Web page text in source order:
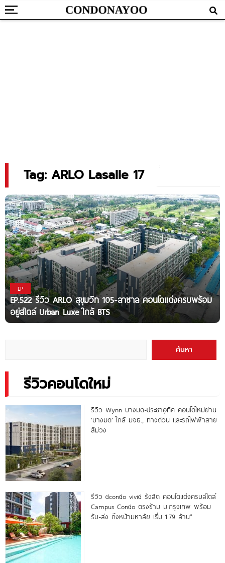
Tag: ARLO Lasalle 17
EP
EP.522 รีวิว ARLO สุขุมวิท 105-ลาซาล คอนโดแต่งครบพร้อม
อยู่สไตล์ Urban Luxe ใกล้ BTS
ค้นหา
รีวิวคอนโดใหม่
รีวิว Wynn บางมด-ประชาอุทิศ คอนโดใหม่ย่าน
‘บางมด’ ใกล้ มจธ., ทางด่วน และรถไฟฟ้าสาย
สีม่วง
รีวิว dcondo vivid รังสิต คอนโดแต่งครบสไตล์
Campus Condo ตรงข้าม ม.กรุงเทพ พร้อม
รับ-ส่ง ถึงหน้ามหาลัย เริ่ม 1.79 ล้าน*